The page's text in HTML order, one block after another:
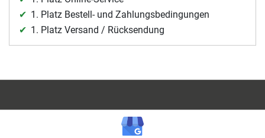
1. Platz Bestell- und Zahlungsbedingungen
1. Platz Versand / Rücksendung